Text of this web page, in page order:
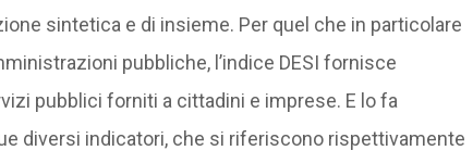
sintetica e di insieme. Per quel che in particolare
pubbliche, l’indice DESI fornisce
pubblici forniti a cittadini e imprese. E lo fa
diversi indicatori, che si riferiscono rispettivamente